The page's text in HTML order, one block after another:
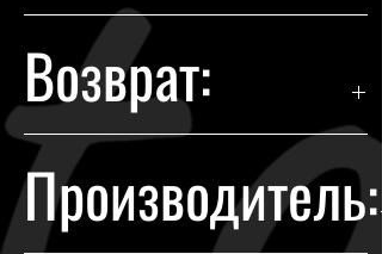
Halogen
Возврат:
Гарантия возврата происходит в
течении 14 дней с момента
покупки.
Производитель: